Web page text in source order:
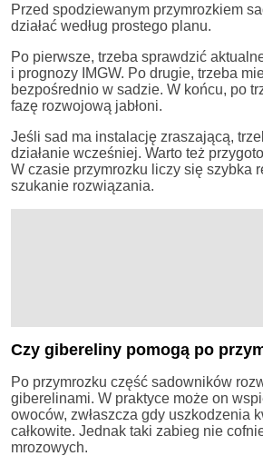
Przed spodziewanym przymrozkiem
działać według prostego planu.
Po pierwsze, trzeba sprawdzić
i prognozy IMGW. Po drugie, trzeba
bezpośrednio w sadzie. W końcu, po
fazę rozwojową jabłoni.
Jeśli sad ma instalację zraszającą,
działanie wcześniej. Warto też
W czasie przymrozku liczy się szybka
szukanie rozwiązania.
Czy gibereliny pomogą po
Po przymrozku część sadowników
giberelinami. W praktyce może on
owoców, zwłaszcza gdy uszkodzenia
całkowite. Jednak taki zabieg nie
mrozowych.